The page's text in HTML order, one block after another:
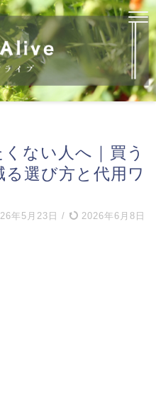
ない人へ｜買う
選び方と代用ワ
年5月23日 / 2026年6月8日